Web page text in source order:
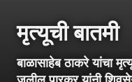
मृत्यूची बातमी
बाळासाहेब ठाकरे यांचा